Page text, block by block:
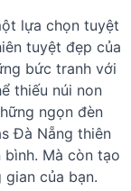
lựa chọn tuyệt
tuyệt đẹp của
bức tranh với
thiếu núi non
ngọn đèn
Đà Nẵng thiên
Mà còn tạo
của bạn.